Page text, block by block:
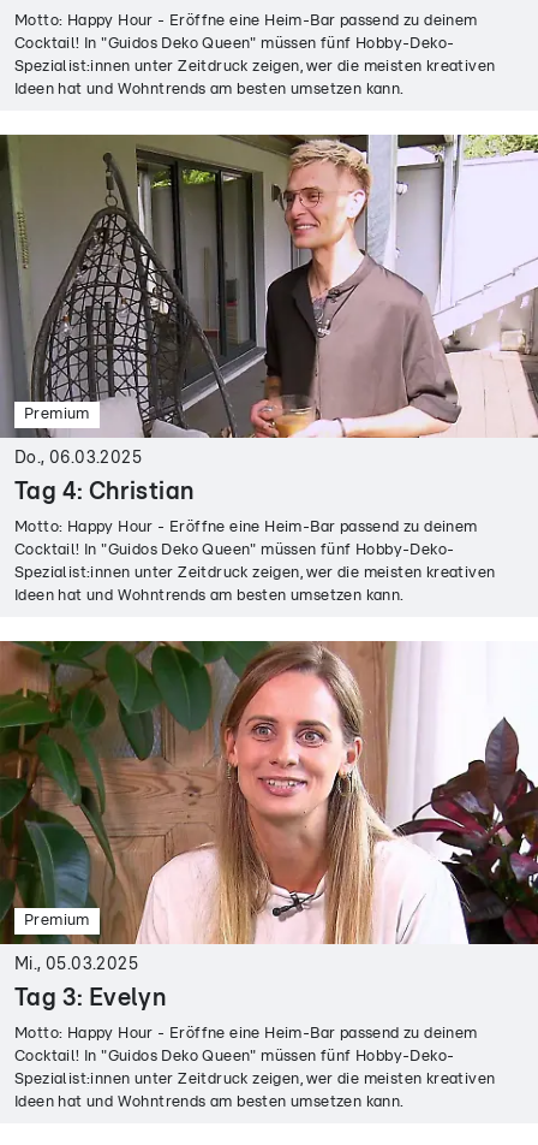
Motto: Happy Hour - Eröffne eine Heim-Bar passend zu deinem
Cocktail! In "Guidos Deko Queen" müssen fünf Hobby-Deko-
Spezialist:innen unter Zeitdruck zeigen, wer die meisten kreativen
Ideen hat und Wohntrends am besten umsetzen kann.
Premium
Do., 06.03.2025
Tag 4: Christian
Motto: Happy Hour - Eröffne eine Heim-Bar passend zu deinem
Cocktail! In "Guidos Deko Queen" müssen fünf Hobby-Deko-
Spezialist:innen unter Zeitdruck zeigen, wer die meisten kreativen
Ideen hat und Wohntrends am besten umsetzen kann.
Premium
Mi., 05.03.2025
Tag 3: Evelyn
Motto: Happy Hour - Eröffne eine Heim-Bar passend zu deinem
Cocktail! In "Guidos Deko Queen" müssen fünf Hobby-Deko-
Spezialist:innen unter Zeitdruck zeigen, wer die meisten kreativen
Ideen hat und Wohntrends am besten umsetzen kann.